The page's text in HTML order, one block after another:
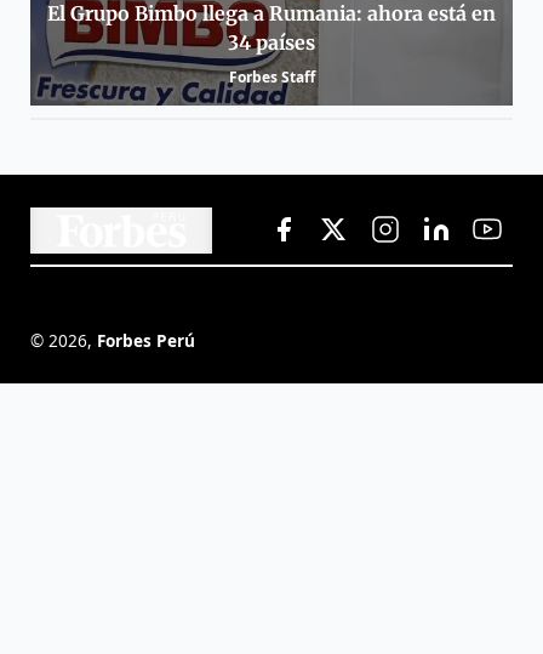
El Grupo Bimbo llega a Rumania: ahora está en
34 países
Forbes Staff
© 2026, Forbes Perú